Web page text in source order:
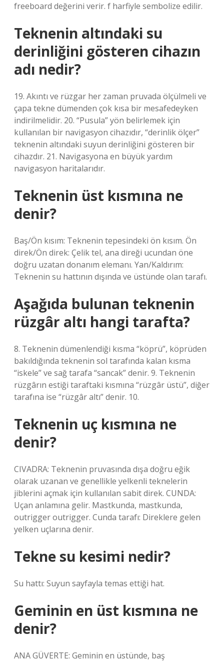
freeboard değerini verir. f harfiyle sembolize edilir.
Teknenin altındaki su
derinliğini gösteren cihazın
adı nedir?
19. Akıntı ve rüzgar her zaman pruvada ölçülmeli ve
çapa tekne dümenden çok kısa bir mesafedeyken
indirilmelidir. 20. “Pusula” yön belirlemek için
kullanılan bir navigasyon cihazıdır, “derinlik ölçer”
teknenin altındaki suyun derinliğini gösteren bir
cihazdır. 21. Navigasyona en büyük yardım
navigasyon haritalarıdır.
Teknenin üst kısmına ne
denir?
Baş/Ön kısım: Teknenin tepesindeki ön kısım. Ön
direk/Ön direk: Çelik tel, ana direği ucundan öne
doğru uzatan donanım elemanı. Yan/Kaldırım:
Teknenin su hattının dışında ve üstünde olan tarafı.
Aşağıda bulunan teknenin
rüzgâr altı hangi tarafta?
8. Teknenin dümenlendiği kısma “köprü”, köprüden
bakıldığında teknenin sol tarafında kalan kısma
“iskele” ve sağ tarafa “sancak” denir. 9. Teknenin
rüzgârın estiği taraftaki kısmına “rüzgâr üstü”, diğer
tarafına ise “rüzgâr altı” denir. 10.
Teknenin uç kısmına ne
denir?
CIVADRA: Teknenin pruvasında dışa doğru eğik
olarak uzanan ve genellikle yelkenli teknelerin
jiblerini açmak için kullanılan sabit direk. CUNDA:
Uçan anlamına gelir. Mastkunda, mastkunda,
outrigger outrigger. Cunda tarafı: Direklere gelen
yelken uçlarına denir.
Tekne su kesimi nedir?
Su hattı: Suyun sayfayla temas ettiği hat.
Geminin en üst kısmına ne
denir?
ANA GÜVERTE: Geminin en üstünde, baş